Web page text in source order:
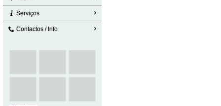
Serviços
Contactos / Info